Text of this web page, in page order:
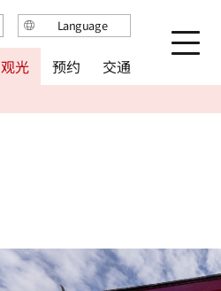
观光 预约 交通
Language
English
简体中文